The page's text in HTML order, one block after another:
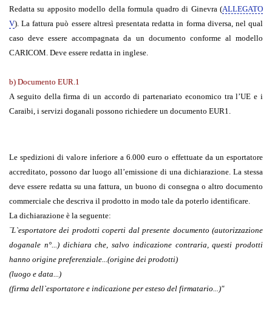
Redatta su apposito modello della formula quadro di Ginevra (ALLEGATO
V). La fattura può essere altresì presentata redatta in forma diversa, nel qual
caso deve essere accompagnata da un documento conforme al modello
CARICOM. Deve essere redatta in inglese.
b) Documento EUR.1
A seguito della firma di un accordo di partenariato economico tra l’UE e i
Caraibi, i servizi doganali possono richiedere un documento EUR1.
Le spedizioni di valore inferiore a 6.000 euro o effettuate da un esportatore
accreditato, possono dar luogo all’emissione di una dichiarazione. La stessa
deve essere redatta su una fattura, un buono di consegna o altro documento
commerciale che descriva il prodotto in modo tale da poterlo identificare.
La dichiarazione è la seguente:
¨L`esportatore dei prodotti coperti dal presente documento (autorizzazione
doganale n°...) dichiara che, salvo indicazione contraria, questi prodotti
hanno origine preferenziale...(origine dei prodotti)
(luogo e data...)
(firma dell`esportatore e indicazione per esteso del firmatario...)"